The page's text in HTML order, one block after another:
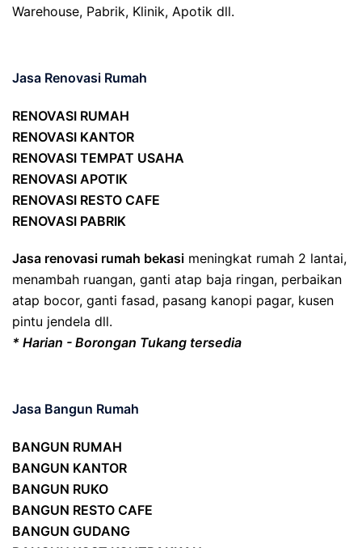
Warehouse, Pabrik, Klinik, Apotik dll.
Jasa Renovasi Rumah
RENOVASI RUMAH
RENOVASI KANTOR
RENOVASI TEMPAT USAHA
RENOVASI APOTIK
RENOVASI RESTO CAFE
RENOVASI PABRIK
Jasa renovasi rumah bekasi meningkat rumah 2 lantai,
menambah ruangan, ganti atap baja ringan, perbaikan
atap bocor, ganti fasad, pasang kanopi pagar, kusen
pintu jendela dll.
* Harian - Borongan Tukang tersedia
Jasa Bangun Rumah
BANGUN RUMAH
BANGUN KANTOR
BANGUN RUKO
BANGUN RESTO CAFE
BANGUN GUDANG